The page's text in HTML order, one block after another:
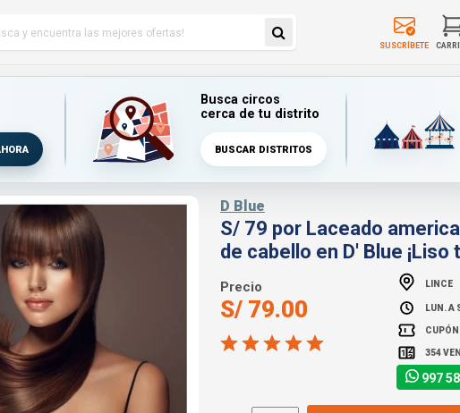
SUSCRÍBETE
Busca circos
cerca de tu distrito
BUSCAR DISTRITOS
D Blue
S/ 79 por Laceado
de cabello en D' Blue ¡Liso
Precio
S/ 79.00
LINCE
LUN. A
354
997